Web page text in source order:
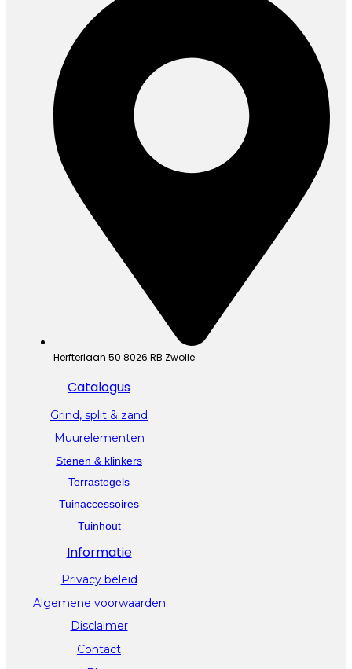
Herfterlaan 50 8026 RB Zwolle
Catalogus
Grind, split & zand
Muurelementen
Stenen & klinkers
Terrastegels
Tuinaccessoires
Tuinhout
Informatie
Privacy beleid
Algemene voorwaarden
Disclaimer
Contact